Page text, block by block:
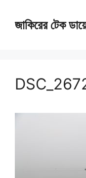
জাকিরের টেক